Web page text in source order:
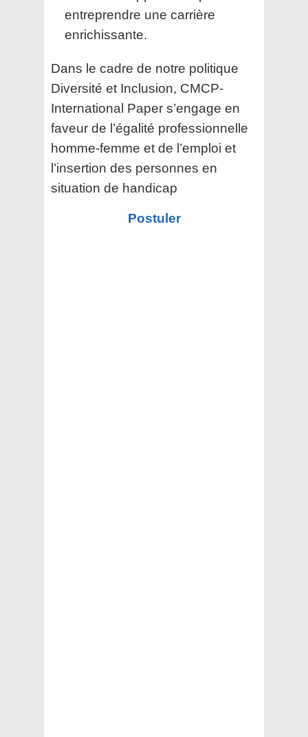
entreprendre une carrière
enrichissante.
Dans le cadre de notre politique
Diversité et Inclusion, CMCP-
International Paper s’engage en
faveur de l’égalité professionnelle
homme-femme et de l’emploi et
l’insertion des personnes en
situation de handicap
Postuler